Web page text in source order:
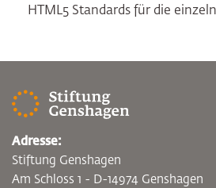
HTML5 Standards für die
Adresse:
Stiftung Genshagen
Am Schloss 1 - D-14974 Genshagen